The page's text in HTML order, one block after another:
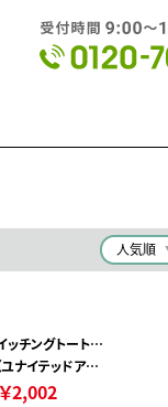
人気順
ッチングトートバ
ナイテッドアス
￥2,002